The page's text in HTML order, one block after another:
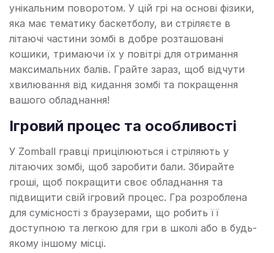
унікальним поворотом. У цій грі на основі фізики,
яка має тематику баскетболу, ви стріляєте в
літаючі частини зомбі в добре розташовані
кошики, тримаючи їх у повітрі для отримання
максимальних балів. Грайте зараз, щоб відчути
хвилювання від кидання зомбі та покращення
вашого обладнання!
Ігровий процес та особливості
У Zomball гравці прицілюються і стріляють у
літаючих зомбі, щоб заробити бали. Збирайте
гроші, щоб покращити своє обладнання та
підвищити свій ігровий процес. Гра розроблена
для сумісності з браузерами, що робить її
доступною та легкою для гри в школі або в будь-
якому іншому місці.